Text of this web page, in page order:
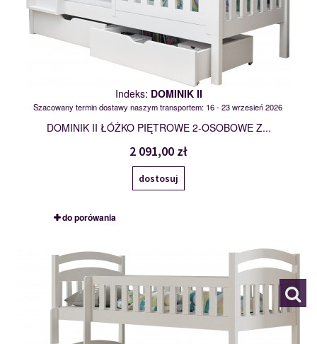
Indeks: DOMINIK II
Szacowany termin dostawy naszym transportem: 16 - 23 wrzesień 2026
DOMINIK II ŁÓŻKO PIĘTROWE 2-OSOBOWE Z...
2 091,00 zł
dostosuj
do porówania
101892